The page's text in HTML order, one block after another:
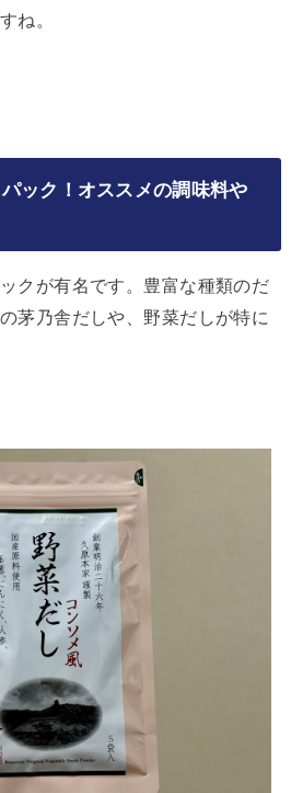
ね。
ック！オススメの調味料や
クが有名です。豊富な種類のだ
茅乃舎だしや、野菜だしが特に